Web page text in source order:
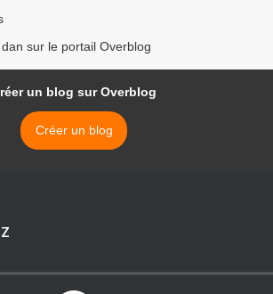
sur le portail Overblog
un blog sur Overblog
Créer un blog